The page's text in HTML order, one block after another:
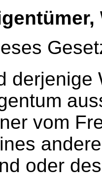
derjenige
vom
oder